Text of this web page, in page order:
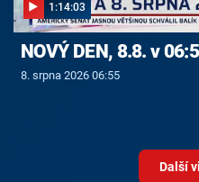
1:14:03
NOVÝ DEN, 8.8. v
8. srpna 2026 06:55
Další